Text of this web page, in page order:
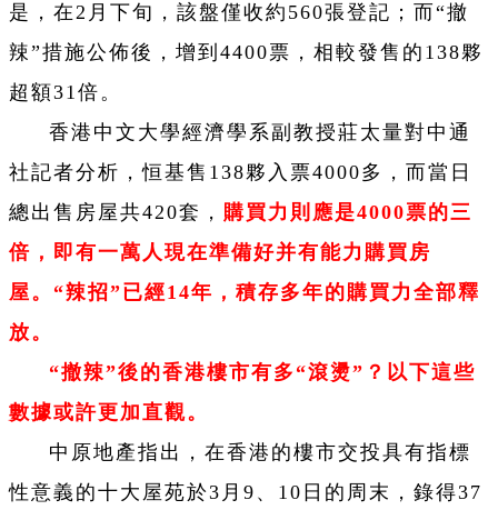
是，在2月下旬，該盤僅收約560張登記；而“撤
辣”措施公佈後，增到4400票，相較發售的138夥
超額31倍。
香港中文大學經濟學系副教授莊太量對中通
社記者分析，恒基售138夥入票4000多，而當日
總出售房屋共420套， 購買力則應是4000票的三
倍，即有一萬人現在準備好并有能力購買房
屋。“辣招”已經14年，積存多年的購買力全部釋
放。
“撤辣”後的香港樓市有多“滾燙”？以下這些
數據或許更加直觀。
中原地產指出，在香港的樓市交投具有指標
性意義的十大屋苑於3月9、10日的周末，錄得37